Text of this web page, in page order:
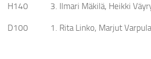
H140 3. Ilmari Mäkilä, Heikki
D100 1. Rita Linko, Marjut Varpula